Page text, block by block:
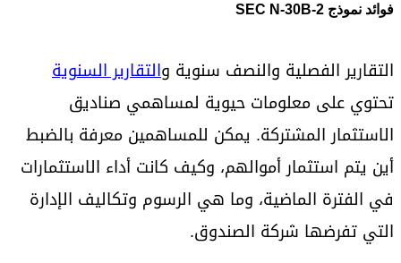
فوائد نموذج SEC N-30B-2
التقارير الفصلية والنصف سنوية والتقارير السنوية
تحتوي على معلومات حيوية لمساهمي صناديق
الاستثمار المشتركة. يمكن للمساهمين معرفة بالضبط
أين يتم استثمار أموالهم، وكيف كانت أداء الاستثمارات
في الفترة الماضية، وما هي الرسوم وتكاليف الإدارة
التي تفرضها شركة الصندوق.